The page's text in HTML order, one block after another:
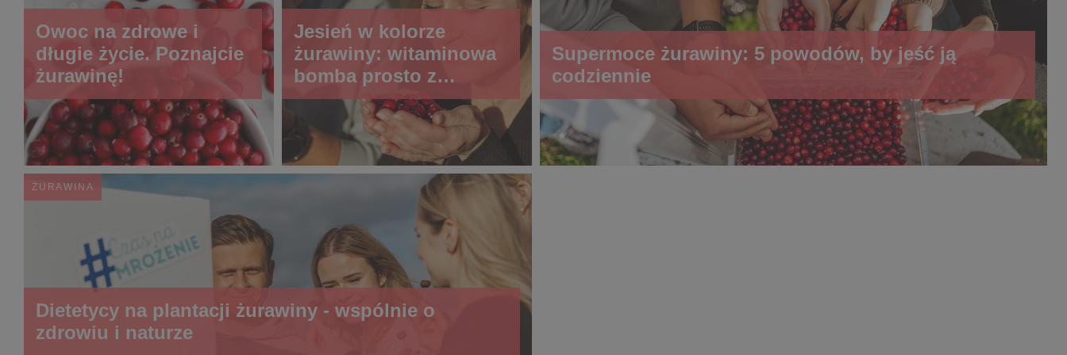
Owoc na zdrowe i
długie życie. Poznajcie
żurawinę!
Jesień w kolorze
żurawiny: witaminowa
bomba prosto z
polskich plantacji
Supermoce żurawiny: 5 powodów, by jeść ją
codziennie
ŻURAWINA
Dietetycy na plantacji żurawiny - wspólnie o
zdrowiu i naturze